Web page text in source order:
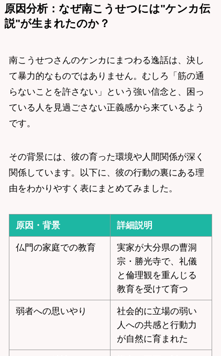
原因分析：なぜ南こうせつには"ケンカ伝
説"が生まれたのか？
南こうせつさんのケンカにまつわる逸話は、決し
て暴力的なものではありません。むしろ「筋の通
らないことを許さない」という強い信念と、困っ
ている人を見過ごさない正義感から来ているよう
です。
その背景には、彼の育った環境や人間関係が深く
関係しています。以下に、彼の行動の裏にある理
由をわかりやすく表にまとめてみました。
原因・背景 詳細説明
仏門の家庭での教育
実家が大分県の曹洞
宗・勝光寺で、礼儀
と倫理観を重んじる
教育を受けて育つ
弱者への思いやり
社会的に立場の弱い
人への共感と行動力
が自然に育まれた